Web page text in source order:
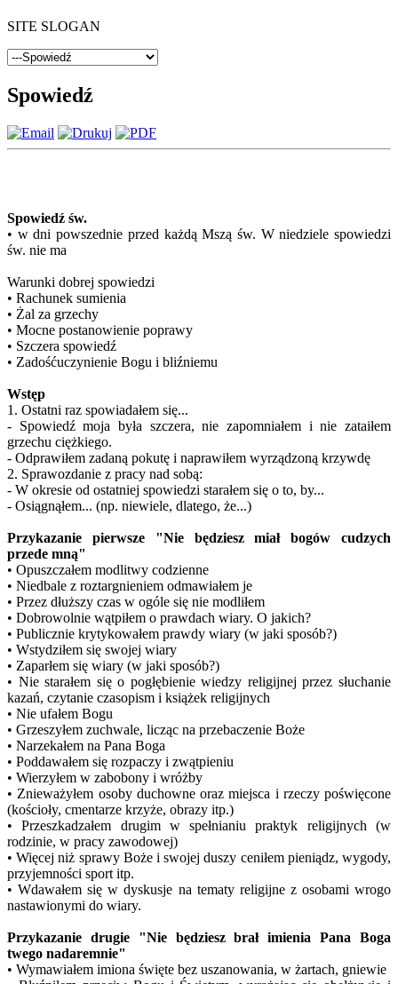
SITE SLOGAN
Spowiedź
Spowiedź św.
• w dni powszednie przed każdą Mszą św. W niedziele spowiedzi
św. nie ma
Warunki dobrej spowiedzi
• Rachunek sumienia
• Żal za grzechy
• Mocne postanowienie poprawy
• Szczera spowiedź
• Zadośćuczynienie Bogu i bliźniemu
Wstęp
1. Ostatni raz spowiadałem się...
- Spowiedź moja była szczera, nie zapomniałem i nie zataiłem
grzechu ciężkiego.
- Odprawiłem zadaną pokutę i naprawiłem wyrządzoną krzywdę
2. Sprawozdanie z pracy nad sobą:
- W okresie od ostatniej spowiedzi starałem się o to, by...
- Osiągnąłem... (np. niewiele, dlatego, że...)
Przykazanie pierwsze "Nie będziesz miał bogów cudzych
przede mną"
• Opuszczałem modlitwy codzienne
• Niedbale z roztargnieniem odmawiałem je
• Przez dłuższy czas w ogóle się nie modliłem
• Dobrowolnie wątpiłem o prawdach wiary. O jakich?
• Publicznie krytykowałem prawdy wiary (w jaki sposób?)
• Wstydziłem się swojej wiary
• Zaparłem się wiary (w jaki sposób?)
• Nie starałem się o pogłębienie wiedzy religijnej przez słuchanie
kazań, czytanie czasopism i książek religijnych
• Nie ufałem Bogu
• Grzeszyłem zuchwale, licząc na przebaczenie Boże
• Narzekałem na Pana Boga
• Poddawałem się rozpaczy i zwątpieniu
• Wierzyłem w zabobony i wróżby
• Znieważyłem osoby duchowne oraz miejsca i rzeczy poświęcone
(kościoły, cmentarze krzyże, obrazy itp.)
• Przeszkadzałem drugim w spełnianiu praktyk religijnych (w
rodzinie, w pracy zawodowej)
• Więcej niż sprawy Boże i swojej duszy ceniłem pieniądz, wygody,
przyjemności sport itp.
• Wdawałem się w dyskusje na tematy religijne z osobami wrogo
nastawionymi do wiary.
Przykazanie drugie "Nie będziesz brał imienia Pana Boga
twego nadaremnie"
• Wymawiałem imiona święte bez uszanowania, w żartach, gniewie